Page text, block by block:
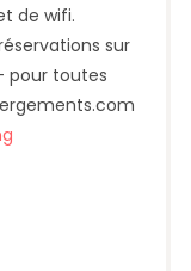
de wifi.
sur
pour toutes